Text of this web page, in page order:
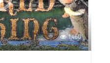
1,460